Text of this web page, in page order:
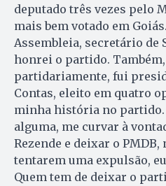
deputado três vezes pelo
mais bem votado em
Assembleia, secretário de
honrei o partido.
partidariamente, fui
Contas, eleito em quatro
minha história no partido.
alguma, me curvar à
Rezende e deixar o PMDB,
tentarem uma expulsão,
Quem tem de deixar o